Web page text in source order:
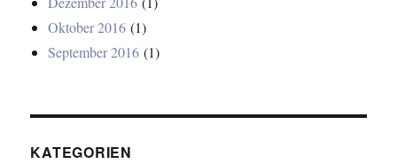
Oktober 2016 (1)
September 2016 (1)
KATEGORIEN